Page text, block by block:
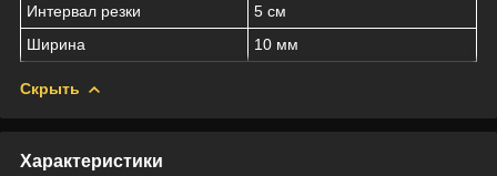
Интервал резки
5 см
Ширина
10 мм
Скрыть
Характеристики